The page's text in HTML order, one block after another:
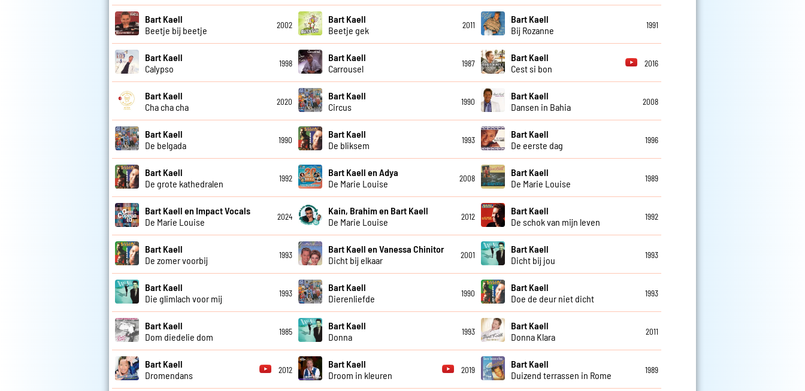
Bart Kaell
Beetje bij beetje
2002
Bart Kaell
Beetje gek
2011
Bart Kaell
Bij Rozanne
1991
Bart Kaell
Calypso
1998
Bart Kaell
Carrousel
1987
Bart Kaell
Cest si bon
2016
Bart Kaell
Cha cha cha
2020
Bart Kaell
Circus
1990
Bart Kaell
Dansen in Bahia
2008
Bart Kaell
De belgada
1990
Bart Kaell
De bliksem
1993
Bart Kaell
De eerste dag
1996
Bart Kaell
De grote kathedralen
1992
Bart Kaell en Adya
De Marie Louise
2008
Bart Kaell
De Marie Louise
1989
Bart Kaell en Impact Vocals
De Marie Louise
2024
Kain, Brahim en Bart Kaell
De Marie Louise
2012
Bart Kaell
De schok van mijn leven
1992
Bart Kaell
De zomer voorbij
1993
Bart Kaell en Vanessa Chinitor
Dicht bij elkaar
2001
Bart Kaell
Dicht bij jou
1993
Bart Kaell
Die glimlach voor mij
1993
Bart Kaell
Dierenliefde
1990
Bart Kaell
Doe de deur niet dicht
1993
Bart Kaell
Dom diedelie dom
1985
Bart Kaell
Donna
1993
Bart Kaell
Donna Klara
2011
Bart Kaell
Dromendans
2012
Bart Kaell
Droom in kleuren
2019
Bart Kaell
Duizend terrassen in Rome
1989